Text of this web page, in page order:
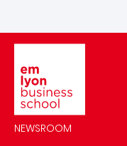
NEWSROOM